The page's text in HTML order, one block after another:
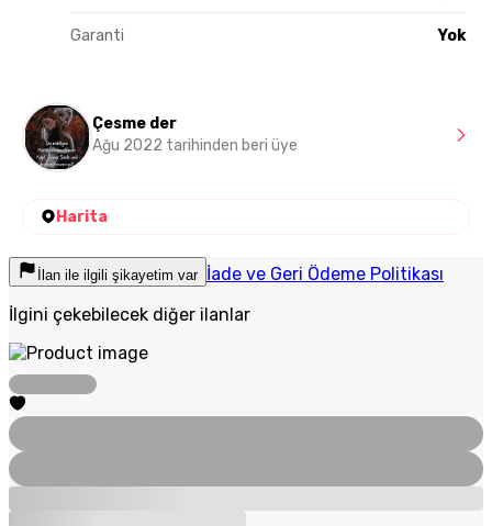
Garanti Yok
Çesme der
Ağu 2022 tarihinden beri üye
Harita
İlan ile ilgili şikayetim var İade ve Geri Ödeme Politikası
İlgini çekebilecek diğer ilanlar